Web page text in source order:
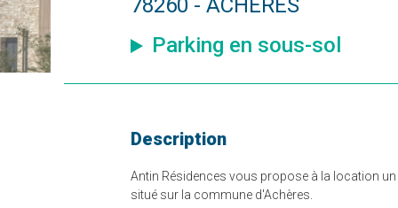
78260 - ACHERES
Parking en sous-sol
Description
Antin Résidences vous propose à la location
situé sur la commune d'Achères.